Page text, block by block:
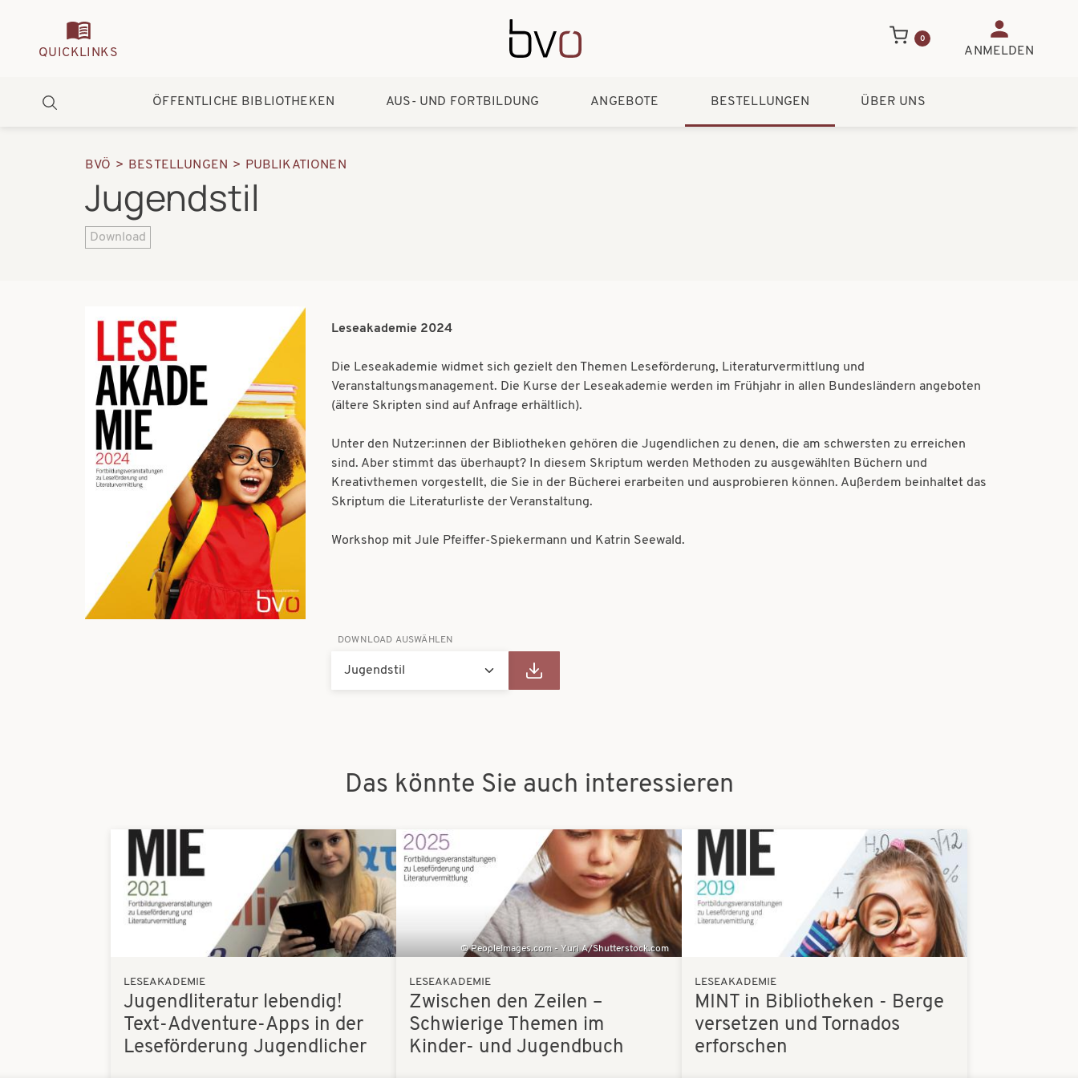
Direkt zum Inhalt
Quickmenu
QUICKLINKS
0
ANMELDEN
Hauptnavigation
ÖFFENTLICHE BIBLIOTHEKEN AUS- UND FORTBILDUNG ANGEBOTE BESTELLUNGEN ÜBER UNS
Suche
Pfadnavigation
BVÖ BESTELLUNGEN PUBLIKATIONEN
Jugendstil
Download
Leseakademie 2024
Die Leseakademie widmet sich gezielt den Themen Leseförderung, Literaturvermittlung und
Veranstaltungsmanagement. Die Kurse der Leseakademie werden im Frühjahr in allen Bundesländern angeboten
(ältere Skripten sind auf Anfrage erhältlich).
Unter den Nutzer:innen der Bibliotheken gehören die Jugendlichen zu denen, die am schwersten zu erreichen
sind. Aber stimmt das überhaupt? In diesem Skriptum werden Methoden zu ausgewählten Büchern und
Kreativthemen vorgestellt, die Sie in der Bücherei erarbeiten und ausprobieren können. Außerdem beinhaltet das
Skriptum die Literaturliste der Veranstaltung.
Workshop mit Jule Pfeiffer-Spiekermann und Katrin Seewald.
DOWNLOAD AUSWÄHLEN
Jugendstil
Das könnte Sie auch interessieren
Bilder
LESEAKADEMIE
Jugendliteratur lebendig!
Text-Adventure-Apps in der
Leseförderung Jugendlicher
Bilder
PeopleImages.com - Yuri A/Shutterstock.com
LESEAKADEMIE
Zwischen den Zeilen –
Schwierige Themen im
Kinder- und Jugendbuch
Bilder
LESEAKADEMIE
MINT in Bibliotheken - Berge
versetzen und Tornados
erforschen